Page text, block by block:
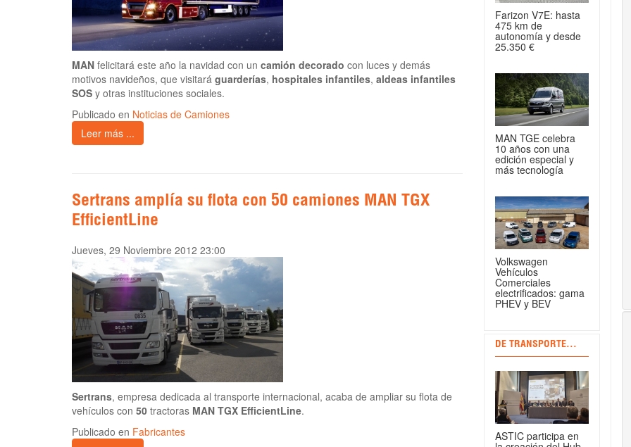
MAN felicitará este año la navidad con un camión decorado con luces y demás
motivos navideños, que visitará guarderías, hospitales infantiles, aldeas infantiles
SOS y otras instituciones sociales.
Publicado en Noticias de Camiones
Leer más ...
Sertrans amplía su flota con 50 camiones MAN TGX
EfficientLine
Jueves, 29 Noviembre 2012 23:00
Sertrans, empresa dedicada al transporte internacional, acaba de ampliar su flota de
vehículos con 50 tractoras MAN TGX EfficientLine.
Publicado en Fabricantes
Farizon V7E: hasta
475 km de
autonomía y desde
25.350 €
MAN TGE celebra
10 años con una
edición especial y
más tecnología
Volkswagen
Vehículos
Comerciales
electrificados: gama
PHEV y BEV
DE TRANSPORTE...
ASTIC participa en